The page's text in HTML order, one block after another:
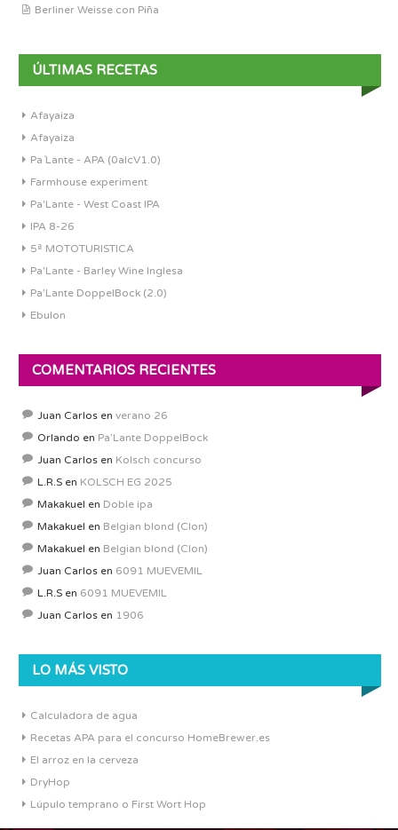
Berliner Weisse con Piña
ÚLTIMAS RECETAS
Afayaiza
Afayaiza
Pa´Lante - APA (0alcV1.0)
Farmhouse experiment
Pa'Lante - West Coast IPA
IPA 8-26
5ª MOTOTURISTICA
Pa'Lante - Barley Wine Inglesa
Pa’Lante DoppelBock (2.0)
Ebulon
COMENTARIOS RECIENTES
Juan Carlos en verano 26
Orlando en Pa’Lante DoppelBock
Juan Carlos en Kolsch concurso
L.R.S en KOLSCH EG 2025
Makakuel en Doble ipa
Makakuel en Belgian blond (Clon)
Makakuel en Belgian blond (Clon)
Juan Carlos en 6091 MUEVEMIL
L.R.S en 6091 MUEVEMIL
Juan Carlos en 1906
LO MÁS VISTO
Calculadora de agua
Recetas APA para el concurso HomeBrewer.es
El arroz en la cerveza
DryHop
Lúpulo temprano o First Wort Hop